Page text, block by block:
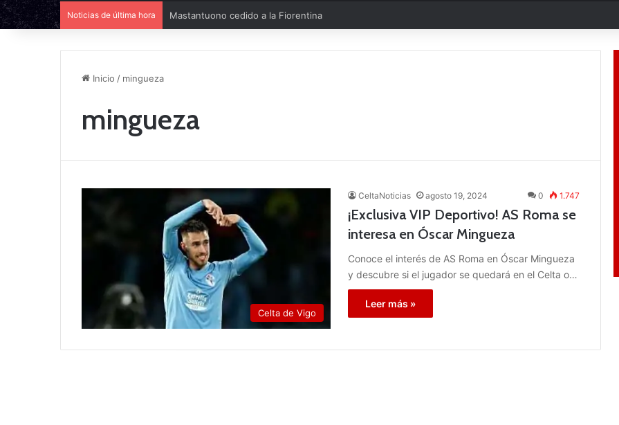
Noticias de última hora Mastantuono cedido a la Fiorentina
Inicio / mingueza
mingueza
Celta de Vigo
CeltaNoticias agosto 19, 2024 0 1.747
¡Exclusiva VIP Deportivo! AS Roma se
interesa en Óscar Mingueza
Conoce el interés de AS Roma en Óscar Mingueza
y descubre si el jugador se quedará en el Celta o…
Leer más »